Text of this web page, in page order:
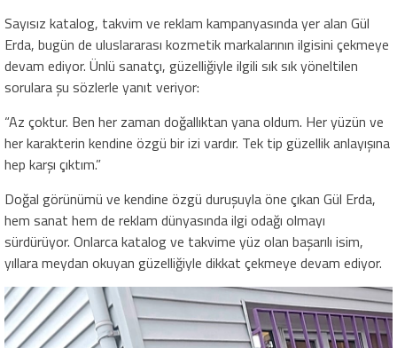
Sayısız katalog, takvim ve reklam kampanyasında yer alan Gül
Erda, bugün de uluslararası kozmetik markalarının ilgisini çekmeye
devam ediyor. Ünlü sanatçı, güzelliğiyle ilgili sık sık yöneltilen
sorulara şu sözlerle yanıt veriyor:
“Az çoktur. Ben her zaman doğallıktan yana oldum. Her yüzün ve
her karakterin kendine özgü bir izi vardır. Tek tip güzellik anlayışına
hep karşı çıktım.”
Doğal görünümü ve kendine özgü duruşuyla öne çıkan Gül Erda,
hem sanat hem de reklam dünyasında ilgi odağı olmayı
sürdürüyor. Onlarca katalog ve takvime yüz olan başarılı isim,
yıllara meydan okuyan güzelliğiyle dikkat çekmeye devam ediyor.